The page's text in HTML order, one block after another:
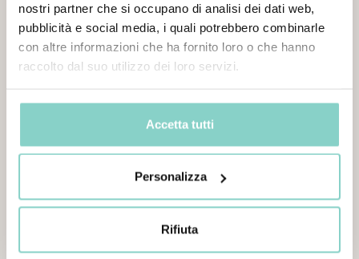
nostri partner che si occupano di analisi dei dati web,
pubblicità e social media, i quali potrebbero combinarle
con altre informazioni che ha fornito loro o che hanno
raccolto dal suo utilizzo dei loro servizi.
Accetta tutti
Personalizza
Rifiuta
• Massaggio Ayurveda
• Riflessologia plantare
• Accesso esclusivo alla Revital Wellness & SPA.
SCOPRI L'OFFERTA